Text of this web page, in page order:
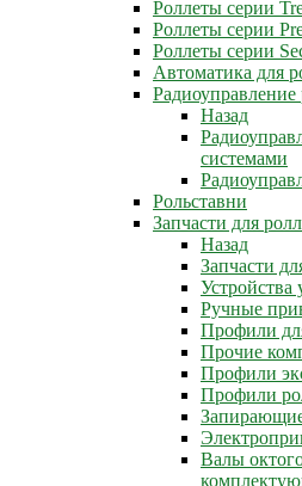
Роллеты серии
Роллеты серии
Роллеты серии
Автоматика для
Назад
системами
Рольставни
Запчасти для
Назад
Запчасти
Устройства
Ручные
Профили
Прочие
Профили
Профили
Валы